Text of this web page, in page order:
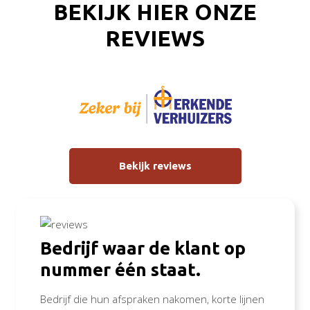
BEKIJK HIER ONZE
REVIEWS
Bekijk reviews
Bedrijf waar de klant op
nummer één staat.
Bedrijf die hun afspraken nakomen, korte lijnen